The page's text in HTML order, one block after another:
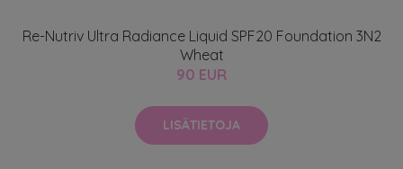
Re-Nutriv Ultra Radiance Liquid SPF20 Foundation 3N2
Wheat
90 EUR
LISÄTIETOJA